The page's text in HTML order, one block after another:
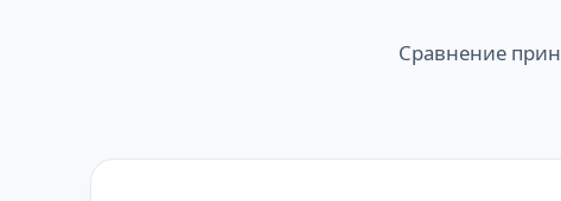
Сравнение